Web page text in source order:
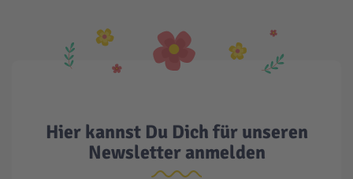
Hier kannst Du Dich für unseren
Newsletter anmelden